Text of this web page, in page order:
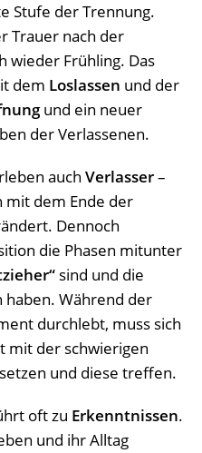
Stufe der Trennung.
Trauer nach der
wieder Frühling. Das
dem Loslassen und der
und ein neuer
der Verlassenen.
auch Verlasser–
mit dem Ende der
Dennoch
die Phasen mitunter
sind und die
haben. Während der
durchlebt, muss sich
mit der schwierigen
und diese treffen.
oft zu Erkenntnissen.
und ihr Alltag